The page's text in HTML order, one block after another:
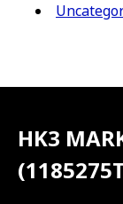
HK3